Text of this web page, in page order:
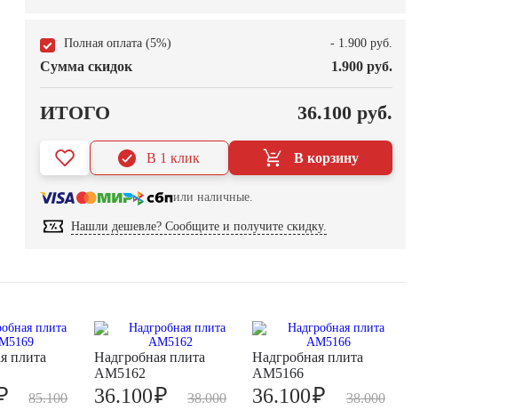
Полная оплата (5%) - 1.900 руб.
Сумма скидок 1.900 руб.
ИТОГО 36.100 руб.
В корзину
В 1 клик
или наличные.
Нашли дешевле? Сообщите и получите скидку.
плита
85.100
Надгробная плита
AM5162
38.000
36.100₽
Надгробная плита
AM5166
38.000
36.100₽